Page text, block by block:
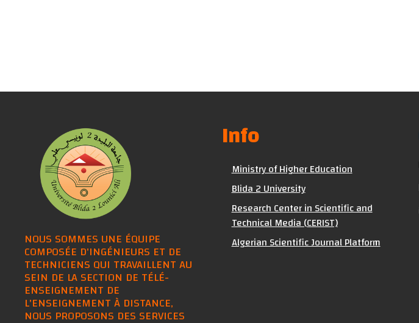
NOUS SOMMES UNE ÉQUIPE
COMPOSÉE D'INGÉNIEURS ET DE
TECHNICIENS QUI TRAVAILLENT AU
SEIN DE LA SECTION DE TÉLÉ-
ENSEIGNEMENT DE
L'ENSEIGNEMENT À DISTANCE,
NOUS PROPOSONS DES SERVICES
Info
Ministry of Higher Education
Blida 2 University
Research Center in Scientific and
Technical Media (CERIST)
Algerian Scientific Journal Platform